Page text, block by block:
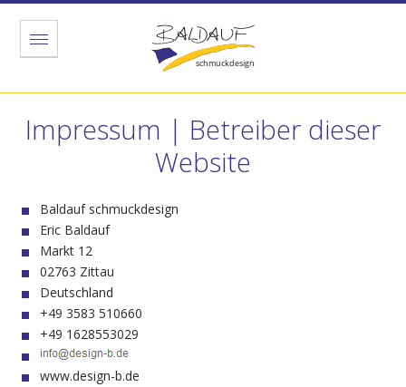
Impressum | Betreiber dieser
Website
Baldauf schmuckdesign
Eric Baldauf
Markt 12
02763 Zittau
Deutschland
+49 3583 510660
+49 1628553029
www.design-b.de